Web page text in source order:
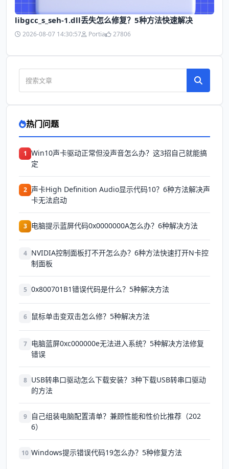
libgcc_s_seh-1.dll丢失怎么修复？5种方法快速解决
2026-08-07 14:30:57 Portia 27806
热门问题
1 Win10声卡驱动正常但没声音怎么办？这3招自己就能搞
定
2 声卡High Definition Audio显示代码10？6种方法解决声
卡无法启动
3 电脑提示蓝屏代码0x0000000A怎么办？6种解决方法
4 NVIDIA控制面板打不开怎么办？6种方法快速打开N卡控
制面板
5 0x800701B1错误代码是什么？5种解决方法
6 鼠标单击变双击怎么修？5种解决方法
7 电脑蓝屏0xc000000e无法进入系统？5种解决方法修复
错误
8 USB转串口驱动怎么下载安装？3种下载USB转串口驱动
的方法
9
自己组装电脑配置清单？兼顾性能和性价比推荐（202
6）
10 Windows提示错误代码19怎么办？5种修复方法